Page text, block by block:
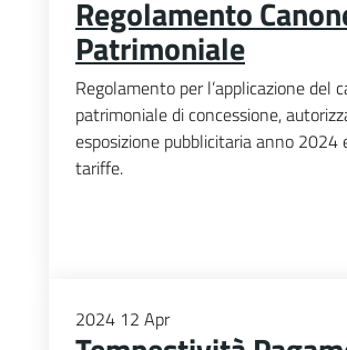
Regolamento
Patrimoniale
Regolamento per l’applicazione del
patrimoniale di concessione,
esposizione pubblicitaria anno 2024
tariffe.
2024 12 Apr